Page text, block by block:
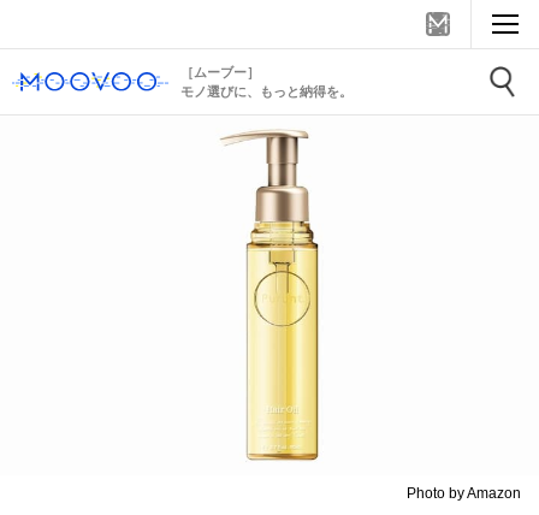
［ムーブー］
モノ選びに、もっと納得を。
Photo by Amazon